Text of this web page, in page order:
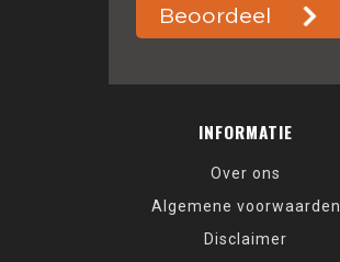
INFORMATIE
Over ons
Algemene voorwaarden
Disclaimer